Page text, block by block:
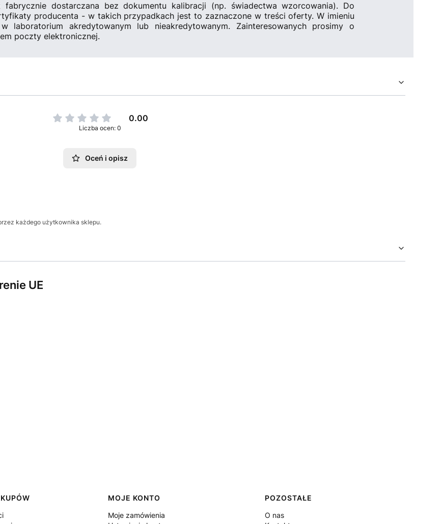
dostarczana bez dokumentu kalibracji (np. świadectwa wzorcowania). Do
producenta - w takich przypadkach jest to zaznaczone w treści oferty. W imieniu
laboratorium akredytowanym lub nieakredytowanym. Zainteresowanych prosimy o
poczty elektronicznej.
0.00
Liczba ocen: 0
Oceń i opisz
każdego użytkownika sklepu.
UE
MOJE KONTO
Moje zamówienia
POZOSTAŁE
O nas